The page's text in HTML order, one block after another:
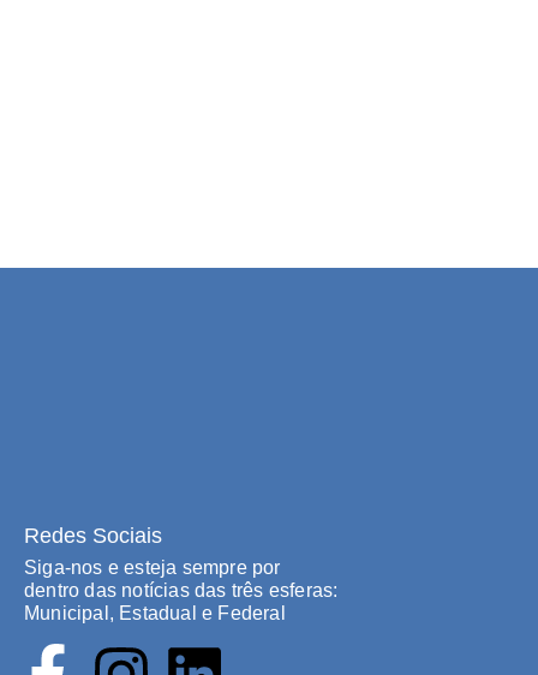
Redes Sociais
Siga-nos e esteja sempre por
dentro das notícias das três esferas:
Municipal, Estadual e Federal